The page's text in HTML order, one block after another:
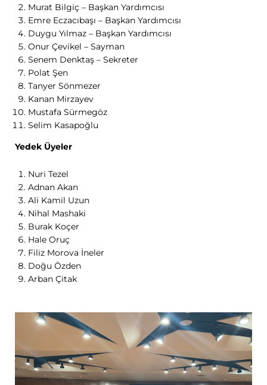
Murat Bilgiç – Başkan Yardımcısı
Emre Eczacıbaşı – Başkan Yardımcısı
Duygu Yılmaz – Başkan Yardımcısı
Onur Çevikel – Sayman
Senem Denktaş – Sekreter
Polat Şen
Tanyer Sönmezer
Kanan Mirzayev
Mustafa Sürmegöz
Selim Kasapoğlu
Yedek Üyeler
Nuri Tezel
Adnan Akan
Ali Kamil Uzun
Nihal Mashaki
Burak Koçer
Hale Oruç
Filiz Morova İneler
Doğu Özden
Arban Çitak